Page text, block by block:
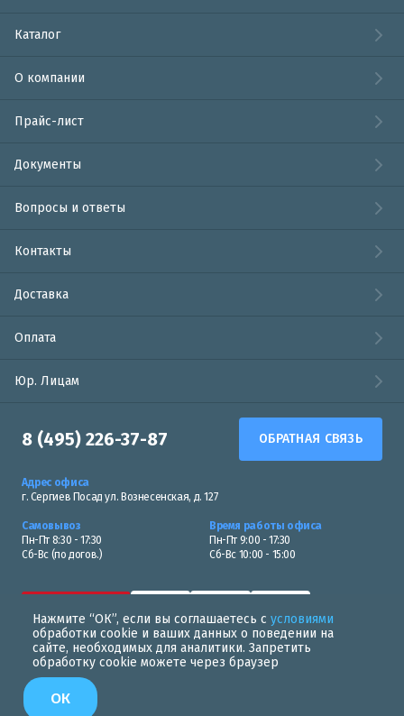
Нажмите “ОК”, если вы соглашаетесь с условиями
обработки cookie и ваших данных о поведении на
сайте, необходимых для аналитики. Запретить
обработку cookie можете через браузер
ОК
Каталог
О компании
Прайс-лист
Документы
Вопросы и ответы
Контакты
Доставка
Оплата
Юр. Лицам
8 (495) 226-37-87 ОБРАТНАЯ СВЯЗЬ
Адрес офиса
г. Сергиев Посад ул. Вознесенская, д. 127
Самовывоз
Пн-Пт 8:30 - 17:30
Сб-Вс (по догов.)
Время работы офиса
Пн-Пт 9:00 - 17:30
Сб-Вс 10:00 - 15:00
Политика в области обработки персональных данных